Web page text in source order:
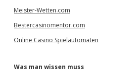
Meister-Wetten.com
Bestercasinomentor.com
Online Casino Spielautomaten
Was man wissen muss